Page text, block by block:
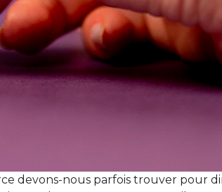
devons-nous parfois trouver pour